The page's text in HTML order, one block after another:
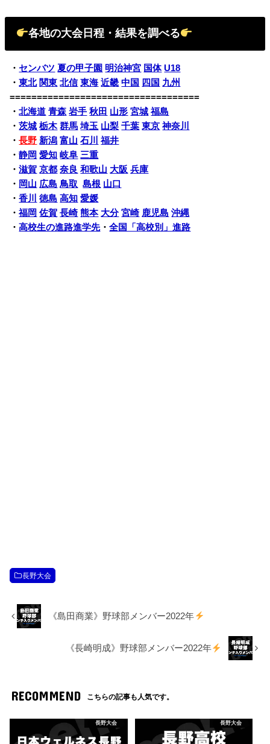
各地の大会日程・結果を調べる
・ センバツ 夏の甲子園 明治神宮 国体 U18
・東北 関東 北信 東海 近畿 中国 四国 九州
===================================
・北海道 青森 岩手 秋田 山形 宮城 福島
・茨城 栃木 群馬 埼玉 山梨 千葉 東京 神奈川
・長野 新潟 富山 石川
福井
・静岡 愛知 岐阜 三重
・滋賀 京都 奈良 和歌山 大阪 兵庫
・ 岡山 広島 鳥取 島根 山口
・香川 徳島 高知 愛媛
・福岡 佐賀 長崎 熊本 大分 宮崎 鹿児島 沖縄
・高校生の進路進学先・全国「高校別」進路
長野大会
《島田商業》野球部メンバー2022年
《長崎明成》野球部メンバー2022年
RECOMMEND こちらの記事も人気です。
長野大会 長野大会